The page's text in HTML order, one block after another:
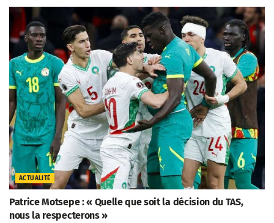
ACTUALITÉ
Patrice Motsepe : « Quelle que soit la décision du TAS,
nous la respecterons »